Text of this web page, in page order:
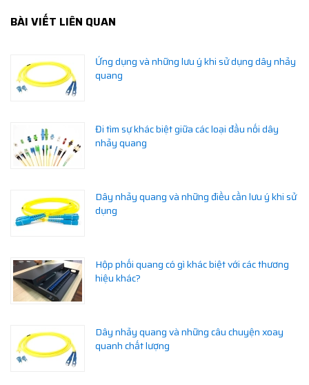
BÀI VIẾT LIÊN QUAN
Ứng dụng và những lưu ý khi sử dụng dây nhảy
quang
Đi tìm sự khác biệt giữa các loại đầu nối dây
nhảy quang
Dây nhảy quang và những điều cần lưu ý khi sử
dụng
Hộp phối quang có gì khác biệt với các thương
hiệu khác?
Dây nhảy quang và những câu chuyện xoay
quanh chất lượng